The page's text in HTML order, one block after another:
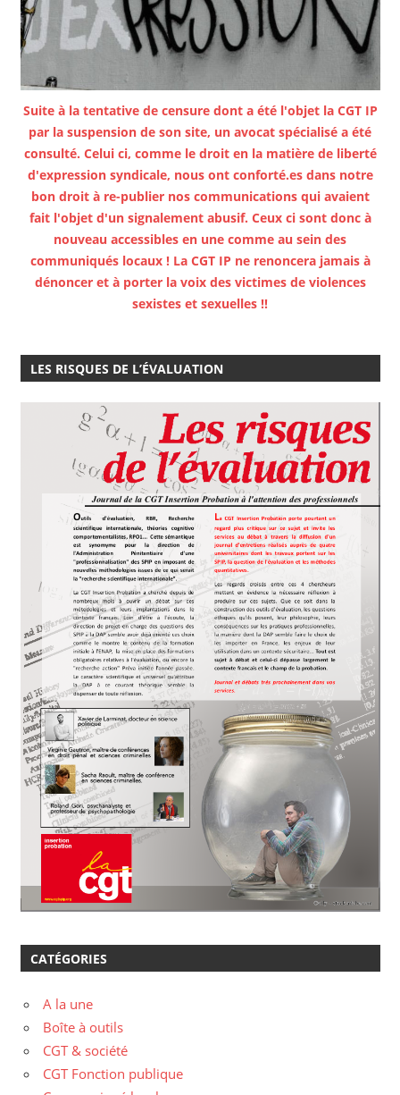
Suite à la tentative de censure dont a été l'objet la CGT IP
par la suspension de son site, un avocat spécialisé a été
consulté. Celui ci, comme le droit en la matière de liberté
d'expression syndicale, nous ont conforté.es dans notre
bon droit à re-publier nos communications qui avaient
fait l'objet d'un signalement abusif. Ceux ci sont donc à
nouveau accessibles en une comme au sein des
communiqués locaux ! La CGT IP ne renoncera jamais à
dénoncer et à porter la voix des victimes de violences
sexistes et sexuelles !!
LES RISQUES DE L’ÉVALUATION
CATÉGORIES
A la une
Boîte à outils
CGT & société
CGT Fonction publique